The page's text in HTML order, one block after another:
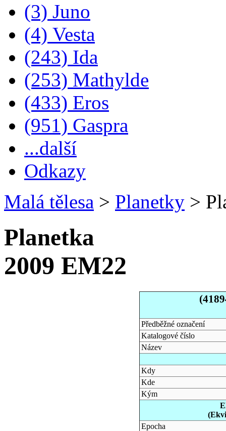
(3) Juno
(4) Vesta
(243) Ida
(253) Mathylde
(433) Eros
(951) Gaspra
...další
Odkazy
Malá tělesa > Planetky >
Planetka
2009 EM22
Předběžné označení
Katalogové číslo
Název
Kdy
Kde
Kým
Epocha